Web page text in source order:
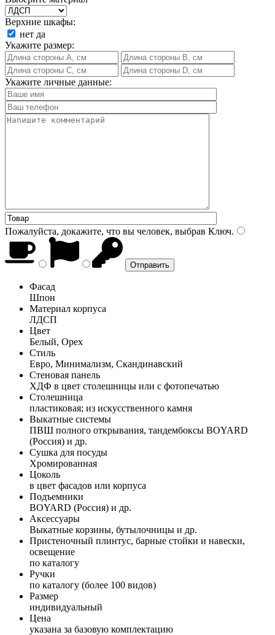
Верхние шкафы:
нет да
Укажите размер:
Укажите личные данные:
Пожалуйста, докажите, что вы человек, выбрав Ключ.
Фасад
Шпон
Материал корпуса
ЛДСП
Цвет
Белый, Орех
Стиль
Евро, Минимализм, Скандинавский
Стеновая панель
ХДФ в цвет столешницы или с фотопечатью
Столешница
пластиковая; из искусственного камня
Выкатные системы
ПВШ полного открывания, тандембоксы BOYARD
(Россия) и др.
Сушка для посуды
Хромированная
Цоколь
в цвет фасадов или корпуса
Подъемники
BOYARD (Россия) и др.
Аксессуары
Выкатные корзины, бутылочницы и др.
Пристеночный плинтус, барные стойки и навески,
освещение
по каталогу
Ручки
по каталогу (более 100 видов)
Размер
индивидуальный
Цена
указана за базовую комплектацию